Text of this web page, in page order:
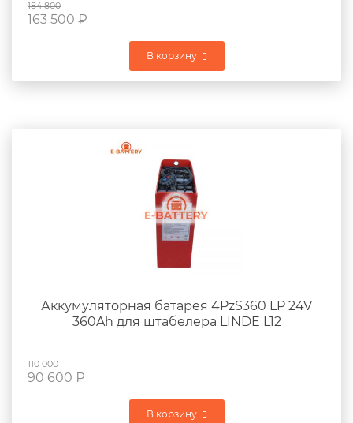
184 800
163 500 ₽
В корзину
Аккумуляторная батарея 4PzS360 LP 24V
360Ah для штабелера LINDE L12
110 000
90 600 ₽
В корзину